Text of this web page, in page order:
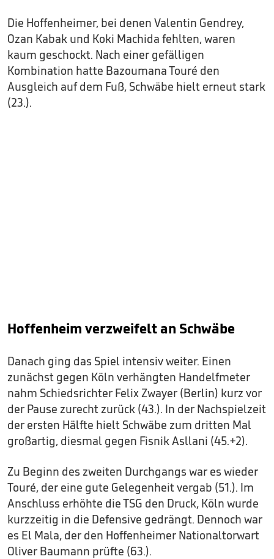
Die Hoffenheimer, bei denen Valentin Gendrey,
Ozan Kabak und Koki Machida fehlten, waren
kaum geschockt. Nach einer gefälligen
Kombination hatte Bazoumana Touré den
Ausgleich auf dem Fuß, Schwäbe hielt erneut stark
(23.).
Hoffenheim verzweifelt an Schwäbe
Danach ging das Spiel intensiv weiter. Einen
zunächst gegen Köln verhängten Handelfmeter
nahm Schiedsrichter Felix Zwayer (Berlin) kurz vor
der Pause zurecht zurück (43.). In der Nachspielzeit
der ersten Hälfte hielt Schwäbe zum dritten Mal
großartig, diesmal gegen Fisnik Asllani (45.+2).
Zu Beginn des zweiten Durchgangs war es wieder
Touré, der eine gute Gelegenheit vergab (51.). Im
Anschluss erhöhte die TSG den Druck, Köln wurde
kurzzeitig in die Defensive gedrängt. Dennoch war
es El Mala, der den Hoffenheimer Nationaltorwart
Oliver Baumann prüfte (63.).